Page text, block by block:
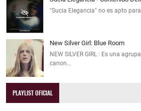
"Sucia Elegancia" no es apto
New Silver Girl: Blue Room
NEW SILVER GIRL : Es una
canon…
PLAYLIST OFICIAL